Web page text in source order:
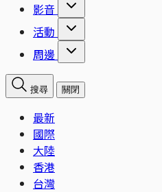
影音
活動
周邊
搜尋 關閉
最新
國際
大陸
香港
台灣